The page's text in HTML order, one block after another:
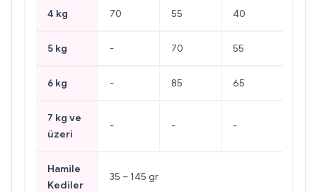
4 kg 70 55 40
5 kg - 70 55
6 kg - 85 65
7 kg ve
üzeri
- - -
Hamile
Kediler
35 – 145 gr